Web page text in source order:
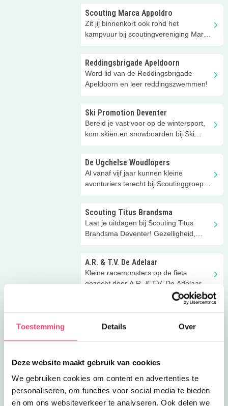
Toestemming Details Over
Deze website maakt gebruik van cookies
We gebruiken cookies om content en advertenties te
personaliseren, om functies voor social media te bieden
en om ons websiteverkeer te analyseren. Ook delen we
Scouting Marca Appoldro
Zit jij binnenkort ook rond het
kampvuur bij scoutingvereniging Marca
Reddingsbrigade Apeldoorn
Word lid van de Reddingsbrigade
Apeldoorn en leer reddingszwemmen!
Ski Promotion Deventer
Bereid je vast voor op de wintersport,
kom skiën en snowboarden bij Ski
De Ugchelse Woudlopers
Al vanaf vijf jaar kunnen kleine
avonturiers terecht bij Scoutinggroep
Scouting Titus Brandsma
Laat je uitdagen bij Scouting Titus
Brandsma Deventer! Gezelligheid,
A.R. & T.V. De Adelaar
Kleine racemonsters op de fiets
gezocht door A.R. & T.V. De Adelaar in
Onze nieuwsbrief ontvangen?
Wil jij onze nieuwsbrief ontvangen? De
mailbox!
Burnside Skatepark
Skatepark in Deventer! Leer
skateboarden van ervaren
skateboarders (6+)